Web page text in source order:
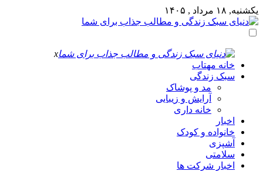
یکشنبه, ۱۸ مرداد , ۱۴۰۵
x
خانه مهتاب
سبک زندگی
مد و پوشاک
آرایش و زیبایی
خانه داری
اخبار
خانواده و کودک
آشپزی
سلامتی
اخبار شرکت ها